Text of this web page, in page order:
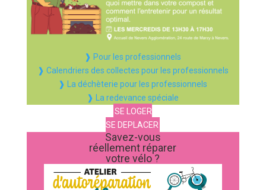
❱ Pour les professionnels
❱ Calendriers des collectes pour les professionnels
❱ La déchèterie pour les professionnels
❱ La redevance spéciale
SE LOGER
SE DEPLACER
Savez-vous
réellement réparer
votre vélo ?